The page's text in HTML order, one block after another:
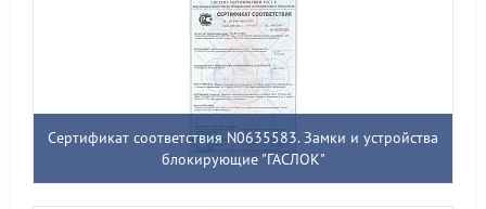
Сертификат соответствия N0635583. Замки и устройства
блокирующие "ГАСЛОК"